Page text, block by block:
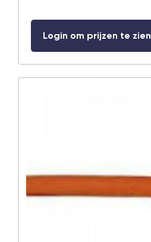
Login om prijzen te zien